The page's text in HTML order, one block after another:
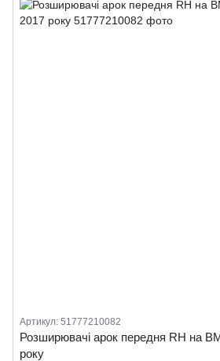
Артикул: 51777210082
Розширювачі арок передня RH на
року